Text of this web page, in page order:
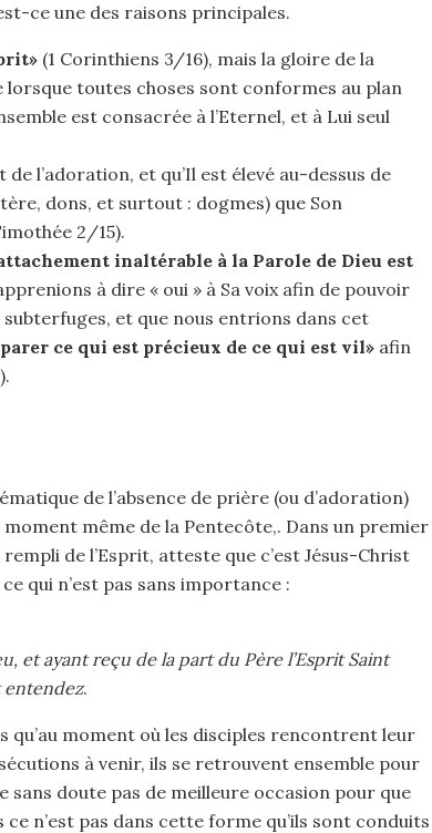
ce une des raisons principales.
(1 Corinthiens 3/16), mais la gloire de la
toutes choses sont conformes au plan
est consacrée à l’Eternel, et à Lui seul
l’adoration, et qu’Il est élevé au-dessus de
dons, et surtout : dogmes) que Son
2/15).
inaltérable à la Parole de Dieu est
à dire « oui » à Sa voix afin de pouvoir
subterfuges, et que nous entrions dans cet
ce qui est précieux de ce qui est vil»afin
de l’absence de prière (ou d’adoration)
même de la Pentecôte,. Dans un premier
de l’Esprit, atteste que c’est Jésus-Christ
qui n’est pas sans importance :
et ayant reçu de la part du Père l’Esprit Saint
entendez.
qu’au moment où les disciples rencontrent leur
à venir, ils se retrouvent ensemble pour
doute pas de meilleure occasion pour que
n’est pas dans cette forme qu’ils sont conduits